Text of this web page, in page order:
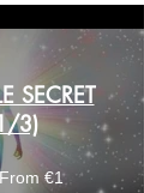
SECRET
3)
From €1